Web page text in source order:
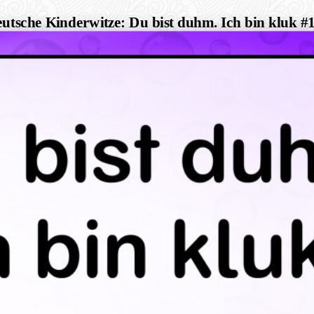
Kinderwitze: Du bist duhm. Ich bin kluk